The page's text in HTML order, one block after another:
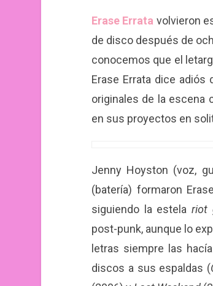
Erase Errata volvieron
de disco después de
conocemos que el
Erase Errata dice
originales de la escena
en sus proyectos en
Jenny Hoyston (voz,
(batería) formaron
siguiendo la estelariot
post-punk, aunque lo
letras siempre las
discos a sus espaldas (